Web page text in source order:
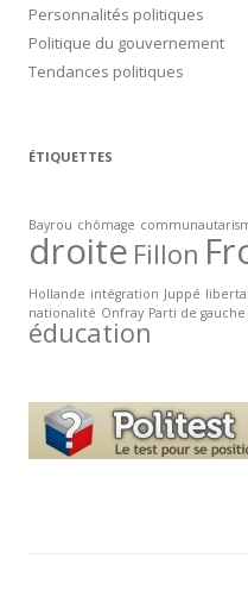
Personnalités politiques
Politique du gouvernement
Tendances politiques
ÉTIQUETTES
Bayrou chômage
droite Fillon
Hollande intégration Juppé
nationalité Onfray Parti de gauche
éducation